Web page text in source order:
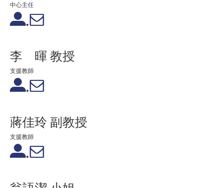
中心主任
.
李 暉 教授
支援教師
.
蔣佳玲 副教授
支援教師
.